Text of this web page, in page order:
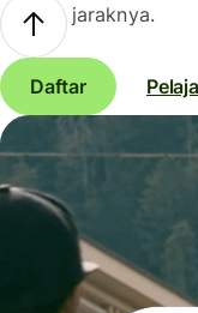
jaraknya.
Daftar